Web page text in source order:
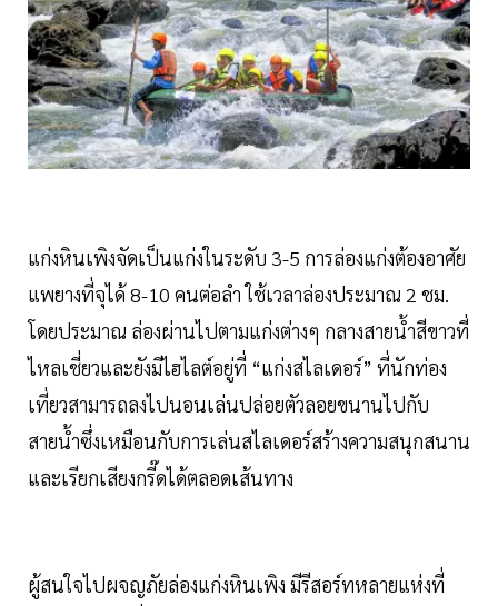
แก่งหินเพิงจัดเป็นแก่งในระดับ 3-5 การล่องแก่งต้องอาศัย
แพยางที่จุได้ 8-10 คนต่อลำ ใช้เวลาล่องประมาณ 2 ชม.
โดยประมาณ ล่องผ่านไปตามแก่งต่างๆ กลางสายน้ำสีขาวที่
ไหลเชี่ยวและยังมีไฮไลต์อยู่ที่ “แก่งสไลเดอร์” ที่นักท่อง
เที่ยวสามารถลงไปนอนเล่นปล่อยตัวลอยขนานไปกับ
สายน้ำซึ่งเหมือนกับการเล่นสไลเดอร์สร้างความสนุกสนาน
และเรียกเสียงกรี๊ดได้ตลอดเส้นทาง
ผู้สนใจไปผจญภัยล่องแก่งหินเพิง มีรีสอร์ทหลายแห่งที่